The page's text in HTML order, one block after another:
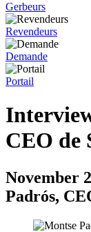
Gerbeurs
Revendeurs
Demande
Portail
CEO de
November
Padrós,